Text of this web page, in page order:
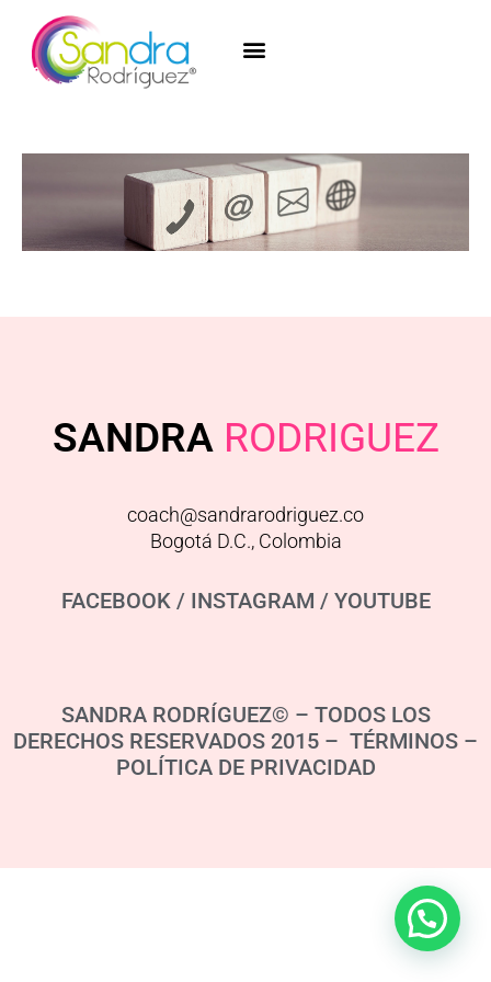
SANDRA RODRIGUEZ
coach@sandrarodriguez.co
Bogotá D.C., Colombia
FACEBOOK/ INSTAGRAM / YOUTUBE
SANDRA RODRÍGUEZ© – TODOS LOS
DERECHOS RESERVADOS 2015 – TÉRMINOS –
POLÍTICA DE PRIVACIDAD